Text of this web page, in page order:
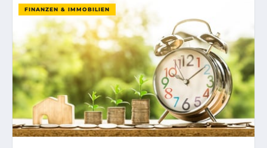
FINANZEN & IMMOBILIEN